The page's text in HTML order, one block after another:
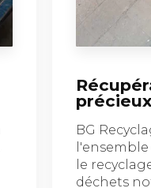
BG
le
déchets